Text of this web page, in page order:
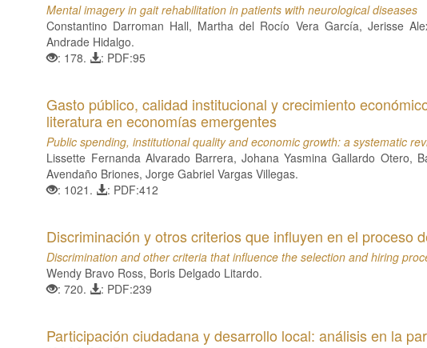
Mental imagery in gait rehabilitation in patients with neurological diseases
Constantino Darroman Hall, Martha del Rocío Vera García, Jerisse
Andrade Hidalgo.
: 178.
: PDF:95
Gasto público, calidad institucional y crecimiento
literatura en economías emergentes
Public spending, institutional quality and economic growth: a systematic
Lissette Fernanda Alvarado Barrera, Johana Yasmina Gallardo Otero,
Avendaño Briones, Jorge Gabriel Vargas Villegas.
: 1021.
: PDF:412
Discriminación y otros criterios que influyen en el proceso
Discrimination and other criteria that influence the selection and hiring
Wendy Bravo Ross, Boris Delgado Litardo.
: 720.
: PDF:239
Participación ciudadana y desarrollo local: análisis en la